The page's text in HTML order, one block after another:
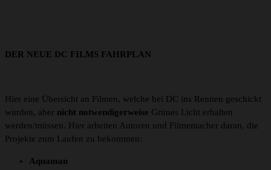
DER NEUE DC FILMS FAHRPLAN
Hier eine Übersicht an Filmen, welche bei DC ins Rennen geschickt
wurden, aber nicht notwendigerweise Grünes Licht erhalten
werden/müssen. Hier arbeiten Autoren und Filmemacher daran, die
Projekte zum Laufen zu bekommen:
Aquaman